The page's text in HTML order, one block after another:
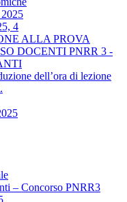
4
ALLA PROVA
DOCENTI PNRR 3 -
dell’ora di lezione
– Concorso PNRR3